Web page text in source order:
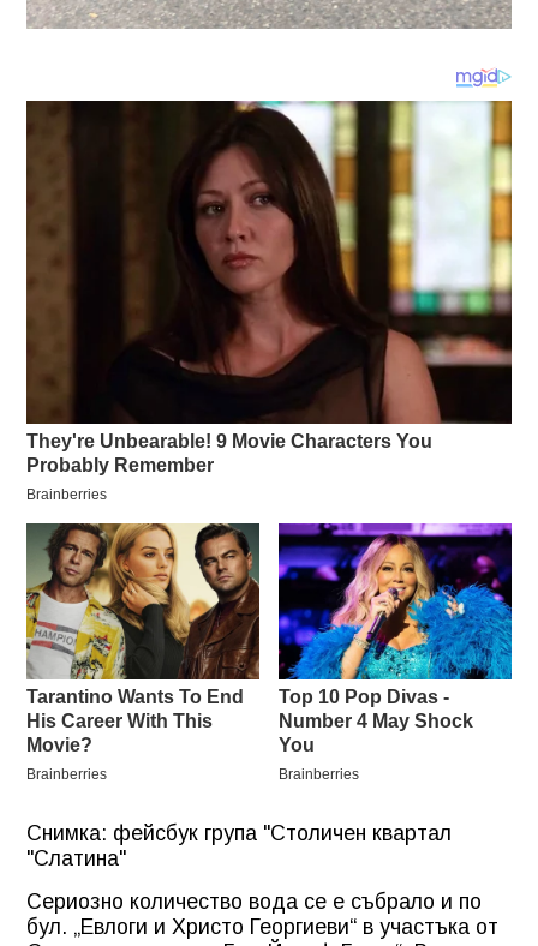
Снимка: фейсбук група "Столичен квартал
"Слатина"
Сериозно количество вода се е събрало и по
бул. „Евлоги и Христо Георгиеви“ в участъка от